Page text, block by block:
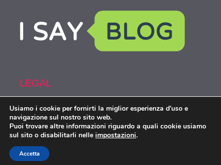
LEGAL
Armi&Spy is part of the network IsayBlog!
Armiespy.com © 2026. All right reserverd.
Usiamo i cookie per fornirti la miglior esperienza d'uso e
navigazione sul nostro sito web.
Puoi trovare altre informazioni riguardo a quali cookie usiamo
sul sito o disabilitarli nelle impostazioni.
Accetta